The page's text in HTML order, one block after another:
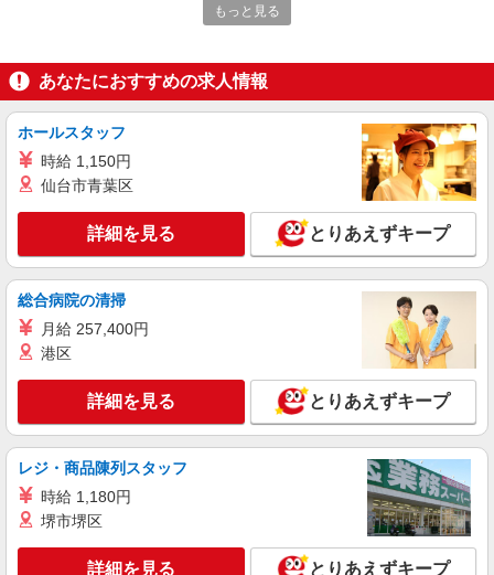
小規模多機能居宅介護／介護職／パート
時給1,168円〜1,231円 ※経験・能力・資格等
による 社会福祉士・介護福祉士 時給1,231円 その
他資格 時給1,168円 ※一律処遇改善加算含む 〇時
間外勤務手当 〇土日祝勤務手当 〇夜勤手当 〇深
夜勤務手当 〇年末年始勤務手当 〇早朝7:00〜
8:00/夜間18:00〜20:00は時給25％UP
エイジフリーハウス京都桂川 京都府京都市西
詳細を見る
パート
エイジフリーハウス京都桂川
介護職／サービス付き高齢者向け住宅／夜勤専
従／パート
時給1,168円〜1,231円 ※経験・能力・資格等
による 社会福祉士・介護福祉士 時給1,231円 その
他資格 時給1,168円 ※一律処遇改善加算含む 〇時
間外勤務手当 〇土日祝勤務手当 〇夜勤手当 〇年
末年始勤務手当
エイジフリーハウス京都桂川 京都府京都市西
京区下津林番条町86
キープ 詳細を見る
パート
訪問入浴／介護職／運転あり／パート／勤務日
もっと見る
あなたにおすすめの求人情報
ホールスタッフ
時給 1,150円
仙台市青葉区
詳細を見る とりあえずキープ
総合病院の清掃
月給 257,400円
港区
詳細を見る とりあえずキープ
レジ・商品陳列スタッフ
時給 1,180円
堺市堺区
詳細を見る とりあえずキープ